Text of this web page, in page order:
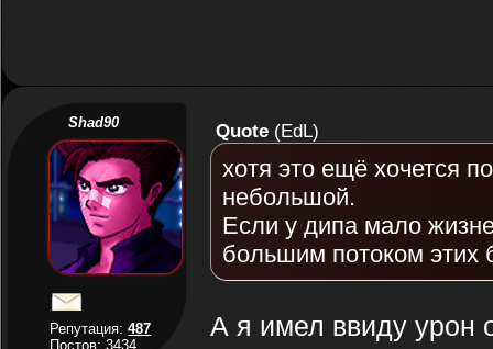
Shad90
Репутация:487
Постов: 3434
Quote(EdL)
хотя это ещё хочется
небольшой.
Если у дипа мало
большим потоком этих
А я имел ввиду урон